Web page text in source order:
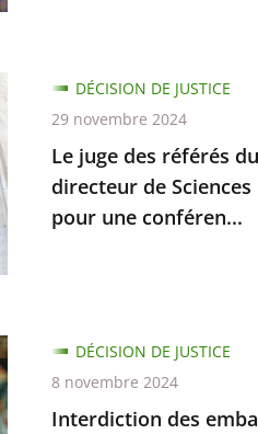
Le juge des référés
directeur de
pour une conféren...
DÉCISION DE JUSTICE
29 novembre 2024
Interdiction des
DÉCISION DE JUSTICE
8 novembre 2024